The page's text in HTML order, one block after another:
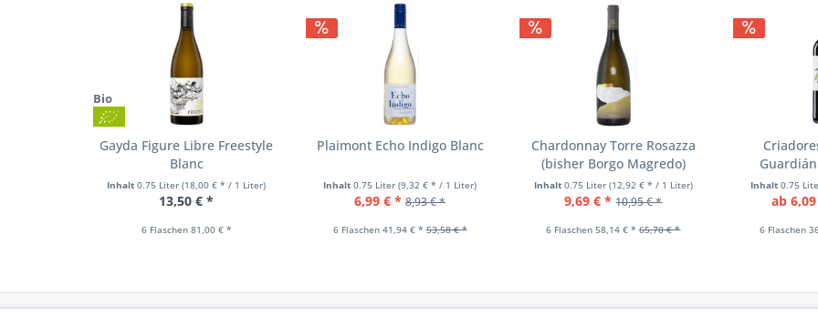
Bio
Gayda Figure Libre Freestyle
Blanc
Inhalt0.75 Liter(18,00 € * / 1 Liter)
13,50 € *
6 Flaschen 81,00 € *
Plaimont Echo Indigo Blanc
Inhalt0.75 Liter(9,32 € * / 1 Liter)
6,99 € * 8,93 € *
6 Flaschen 41,94 € * 53,58 € *
Chardonnay Torre Rosazza
(bisher Borgo Magredo)
Inhalt 0.75 Liter (12,92 € * / 1 Liter)
9,69 € * 10,95 € *
6 Flaschen 58,14 € * 65,70 € *
Inhalt 0.75
ab
6 Flaschen